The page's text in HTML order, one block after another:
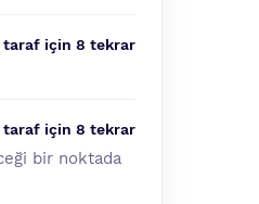
taraf için 8 tekrar
taraf için 8 tekrar
bir noktada